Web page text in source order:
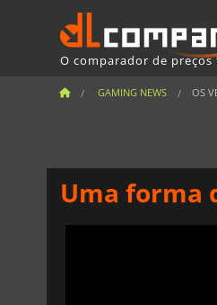
O comparador de
GAMING NEWS OS
Uma forma